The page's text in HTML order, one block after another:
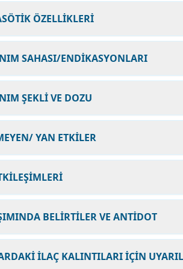
ÖZELLİKLERİ
SAHASI/ENDİKASYONLARI
ŞEKLİ VE DOZU
YAN ETKİLER
BELİRTİLER VE ANTİDOT
İLAÇ KALINTILARI İÇİN